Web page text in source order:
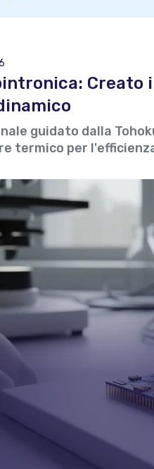
Creato
guidato dalla
termico per